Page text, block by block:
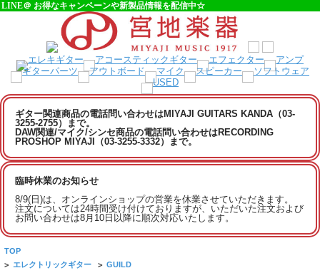
LINE＠ お得なキャンペーンや新製品情報を配信中☆
ギター関連商品の電話問い合わせはMIYAJI GUITARS KANDA（03-
3255-2755）まで。
DAW関連/マイク/シンセ商品の電話問い合わせはRECORDING
PROSHOP MIYAJI（03-3255-3332）まで。
臨時休業のお知らせ
8/9(日)は、オンラインショップの営業を休業させていただきます。
注文については24時間受け付けておりますが、いただいた注文および
お問い合わせは8月10日以降に順次対応いたします。
TOP
> エレクトリックギター > GUILD